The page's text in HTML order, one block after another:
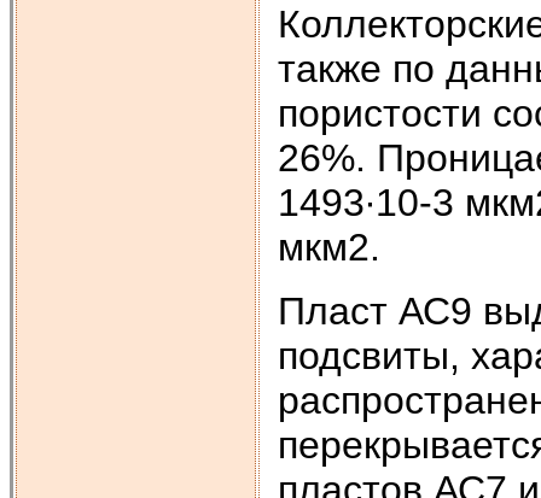
также по
пористости
26%.
1493∙10-3
мкм2.
Пласт АС9
подсвиты,
пластов АС7